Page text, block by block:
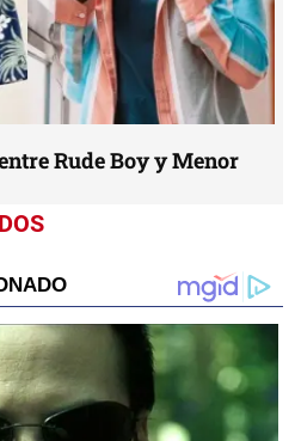
Rude Boy y Menor